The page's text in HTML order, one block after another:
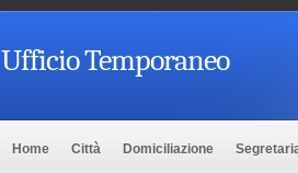
Ufficio Temporaneo
Home Città Domiciliazione